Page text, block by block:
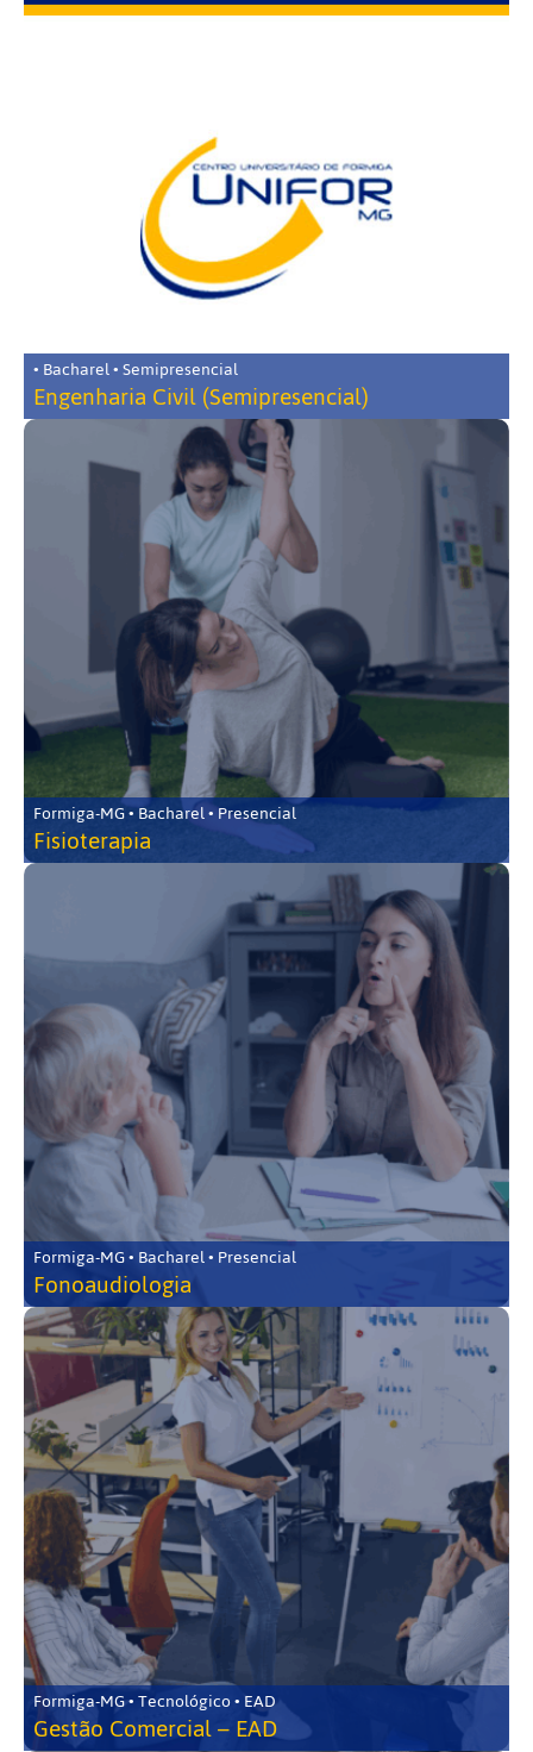
• Bacharel • Semipresencial
Engenharia Civil (Semipresencial)
Formiga-MG • Bacharel • Presencial
Fisioterapia
Formiga-MG • Bacharel • Presencial
Fonoaudiologia
Formiga-MG • Tecnológico • EAD
Gestão Comercial – EAD